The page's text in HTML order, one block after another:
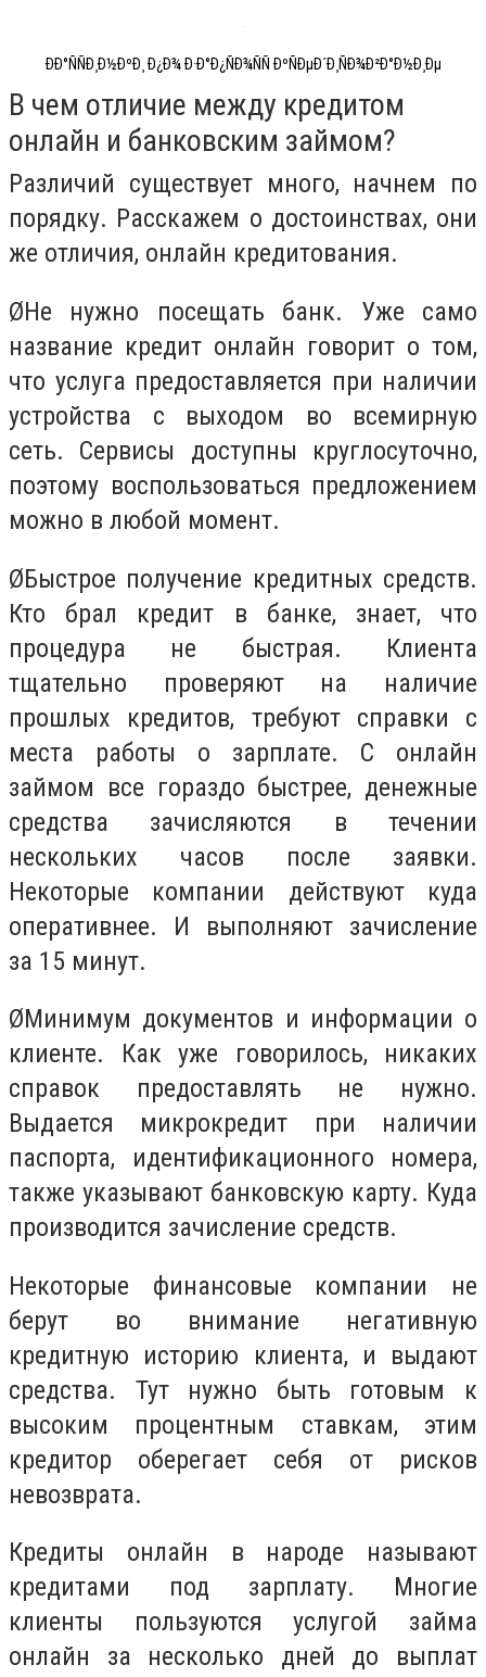
ÐÐ°ÑÑÐ¸Ð½ÐºÐ¸ Ð¿Ð¾ Ð·Ð°Ð¿ÑÐ¾ÑÑ ÐºÑÐµÐ´Ð¸ÑÐ¾Ð²Ð°Ð½Ð¸Ðµ
В чем отличие между кредитом
онлайн и банковским займом?
Различий существует много, начнем по
порядку. Расскажем о достоинствах, они
же отличия, онлайн кредитования.
ØНе нужно посещать банк. Уже само
название кредит онлайн говорит о том,
что услуга предоставляется при наличии
устройства с выходом во всемирную
сеть. Сервисы доступны круглосуточно,
поэтому воспользоваться предложением
можно в любой момент.
ØБыстрое получение кредитных средств.
Кто брал кредит в банке, знает, что
процедура не быстрая. Клиента
тщательно проверяют на наличие
прошлых кредитов, требуют справки с
места работы о зарплате. С онлайн
займом все гораздо быстрее, денежные
средства зачисляются в течении
нескольких часов после заявки.
Некоторые компании действуют куда
оперативнее. И выполняют зачисление
за 15 минут.
ØМинимум документов и информации о
клиенте. Как уже говорилось, никаких
справок предоставлять не нужно.
Выдается микрокредит при наличии
паспорта, идентификационного номера,
также указывают банковскую карту. Куда
производится зачисление средств.
Некоторые финансовые компании не
берут во внимание негативную
кредитную историю клиента, и выдают
средства. Тут нужно быть готовым к
высоким процентным ставкам, этим
кредитор оберегает себя от рисков
невозврата.
Кредиты онлайн в народе называют
кредитами под зарплату. Многие
клиенты пользуются услугой займа
онлайн за несколько дней до выплат